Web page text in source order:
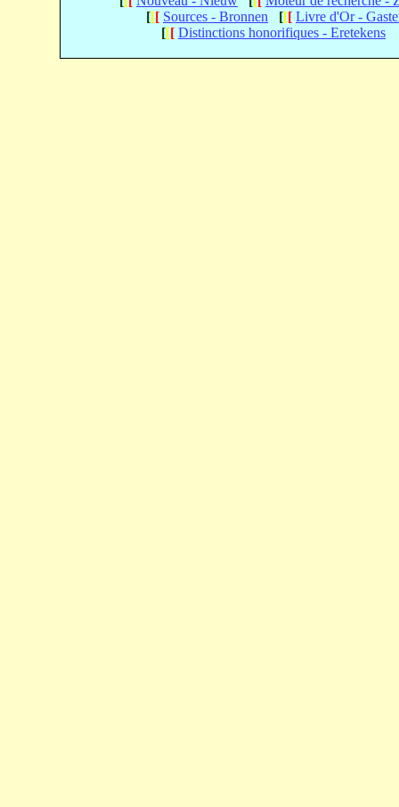
[[[ Sources - Bronnen [[[ Livre d'Or -
[[[ Distinctions honorifiques - Eretekens